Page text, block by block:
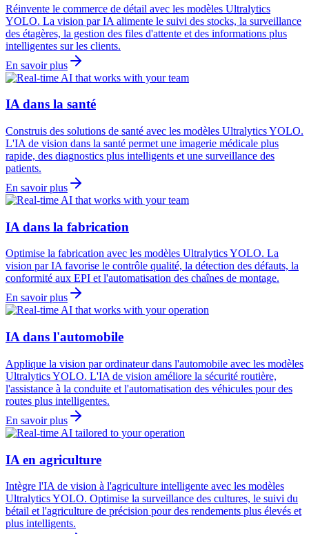
Réinvente le commerce de détail avec les modèles Ultralytics
YOLO. La vision par IA alimente le suivi des stocks, la surveillance
des étagères, la gestion des files d'attente et des informations plus
intelligentes sur les clients.
En savoir plus
IA dans la santé
Construis des solutions de santé avec les modèles Ultralytics YOLO.
L'IA de vision dans la santé permet une imagerie médicale plus
rapide, des diagnostics plus intelligents et une surveillance des
patients.
En savoir plus
IA dans la fabrication
Optimise la fabrication avec les modèles Ultralytics YOLO. La
vision par IA favorise le contrôle qualité, la détection des défauts, la
conformité aux EPI et l'automatisation des chaînes de montage.
En savoir plus
IA dans l'automobile
Applique la vision par ordinateur dans l'automobile avec les modèles
Ultralytics YOLO. L'IA de vision améliore la sécurité routière,
l'assistance à la conduite et l'automatisation des véhicules pour des
routes plus intelligentes.
En savoir plus
IA en agriculture
Intègre l'IA de vision à l'agriculture intelligente avec les modèles
Ultralytics YOLO. Optimise la surveillance des cultures, le suivi du
bétail et l'agriculture de précision pour des rendements plus élevés et
plus intelligents.